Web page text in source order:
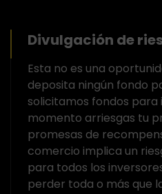
Divulgación de
Esta no es una
deposita ningún fondo
solicitamos fondos para
momento arriesgas tu
promesas de
comercio implica un
para todos los
perder toda o más que